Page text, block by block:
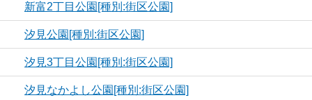
新富2丁目公園[種別:街区公園]
汐見公園[種別:街区公園]
汐見3丁目公園[種別:街区公園]
汐見なかよし公園[種別:街区公園]